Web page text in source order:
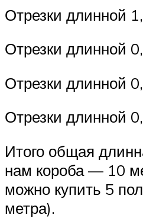
Отрезки длинной
Отрезки длинной
Отрезки длинной
Отрезки длинной
Итого общая
нам короба — 10
можно купить 5
метра).